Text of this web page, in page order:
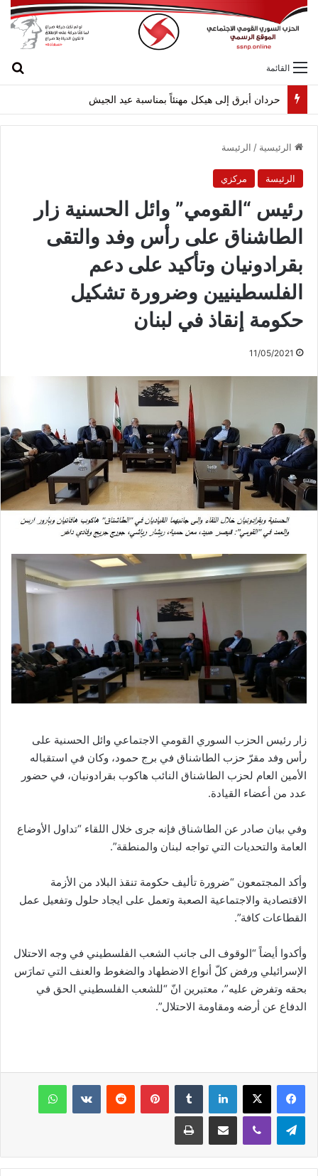
القائمة
حردان أبرق إلى هيكل مهنئاً بمناسبة عيد الجيش
الرئيسية / الرئيسة
الرئيسة مركزي
رئيس “القومي” وائل الحسنية زار
الطاشناق على رأس وفد والتقى
بقرادونيان وتأكيد على دعم
الفلسطينيين وضرورة تشكيل
حكومة إنقاذ في لبنان
11/05/2021
زار رئيس الحزب السوري القومي الاجتماعي وائل الحسنية على
رأس وفد مقرّ حزب الطاشناق في برج حمود، وكان في استقباله
الأمين العام لحزب الطاشناق النائب هاكوب بقرادونيان، في حضور
عدد من أعضاء القيادة.
وفي بيان صادر عن الطاشناق فإنه جرى خلال اللقاء “تداول الأوضاع
العامة والتحديات التي تواجه لبنان والمنطقة”.
وأكد المجتمعون “ضرورة تأليف حكومة تنقذ البلاد من الأزمة
الاقتصادية والاجتماعية الصعبة وتعمل على ايجاد حلول وتفعيل عمل
القطاعات كافة”.
وأكدوا أيضاً “الوقوف الى جانب الشعب الفلسطيني في وجه الاحتلال
الإسرائيلي ورفض كلّ أنواع الاضطهاد والضغوط والعنف التي تمارَس
بحقه وتفرض عليه”، معتبرين انّ “للشعب الفلسطيني الحق في
الدفاع عن أرضه ومقاومة الاحتلال”.
فيسبوك لينكدإن بينتيريست